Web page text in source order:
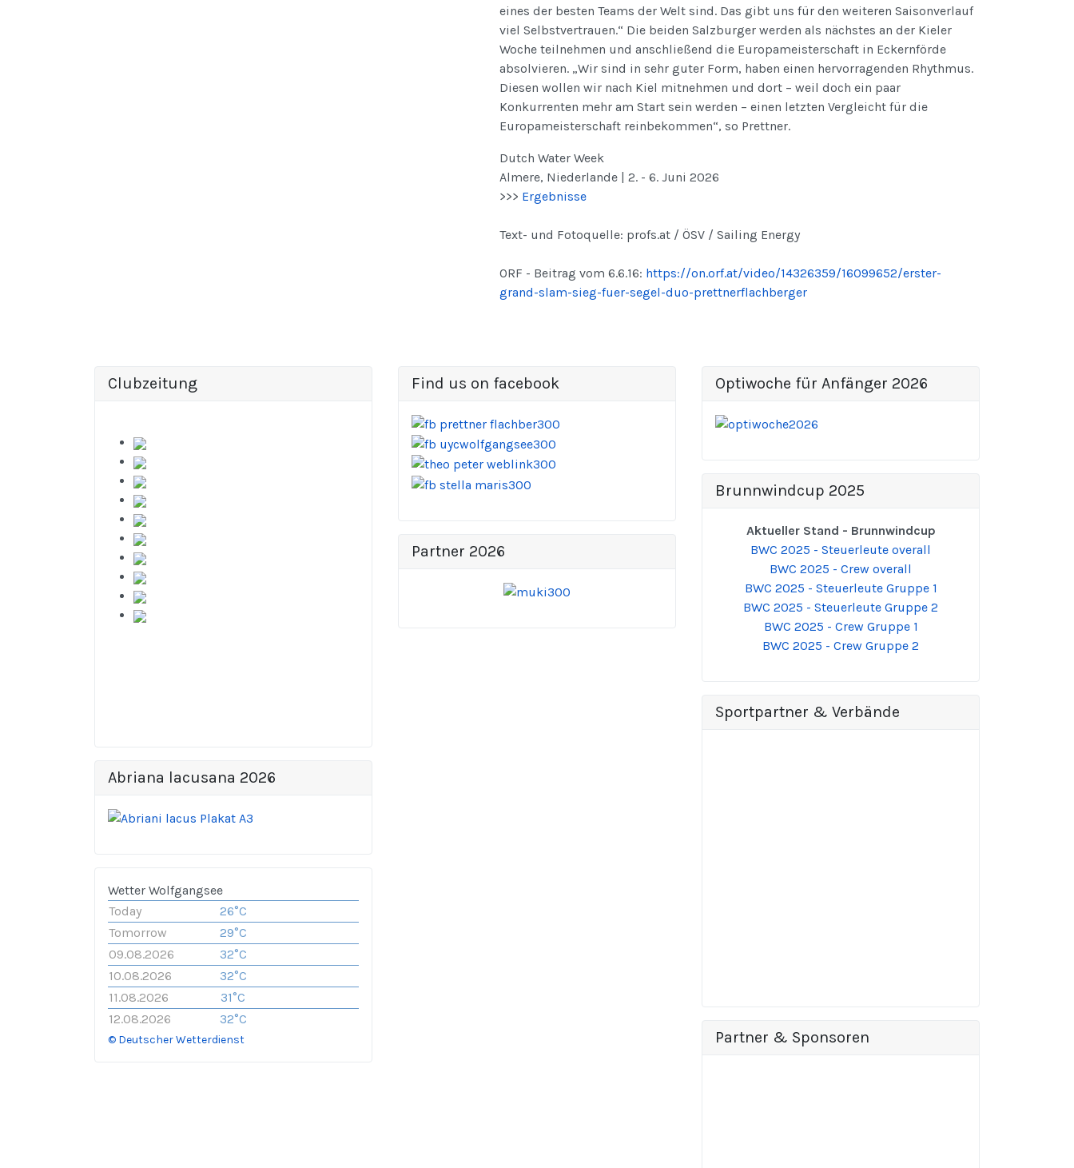
eines der besten Teams der Welt sind. Das gibt uns für den weiteren Saisonverlauf
viel Selbstvertrauen.“ Die beiden Salzburger werden als nächstes an der Kieler
Woche teilnehmen und anschließend die Europameisterschaft in Eckernförde
absolvieren. „Wir sind in sehr guter Form, haben einen hervorragenden Rhythmus.
Diesen wollen wir nach Kiel mitnehmen und dort – weil doch ein paar
Konkurrenten mehr am Start sein werden – einen letzten Vergleicht für die
Europameisterschaft reinbekommen“, so Prettner.
Dutch Water Week
Almere, Niederlande | 2. - 6. Juni 2026
>>> Ergebnisse
Text- und Fotoquelle: profs.at / ÖSV / Sailing Energy
ORF - Beitrag vom 6.6.16: https://on.orf.at/video/14326359/16099652/erster-
grand-slam-sieg-fuer-segel-duo-prettnerflachberger
Clubzeitung
Abriana lacusana 2026
Wetter Wolfgangsee
Today
26°C
Tomorrow
29°C
09.08.2026
32°C
10.08.2026
32°C
11.08.2026
31°C
12.08.2026
32°C
© Deutscher Wetterdienst
Find us on facebook
Partner 2026
Optiwoche für Anfänger 2026
Brunnwindcup 2025
Aktueller Stand - Brunnwindcup
BWC 2025 - Steuerleute overall
BWC 2025 - Crew overall
BWC 2025 - Steuerleute Gruppe 1
BWC 2025 - Steuerleute Gruppe 2
BWC 2025 - Crew Gruppe 1
BWC 2025 - Crew Gruppe 2
Sportpartner & Verbände
Partner & Sponsoren